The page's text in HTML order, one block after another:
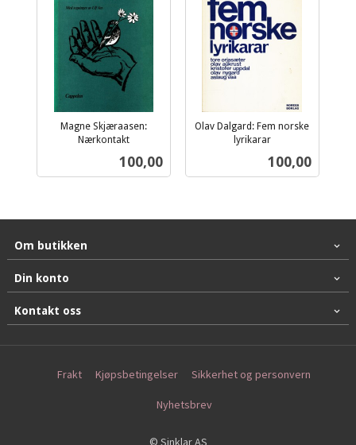
Magne Skjæraasen:
Nærkontakt
Pris
100,00
Olav Dalgard: Fem norske
lyrikarar
Pris
100,00
Om butikken
Din konto
Kontakt oss
Frakt Kjøpsbetingelser Sikkerhet og personvern
Nyhetsbrev
© Sinklar AS